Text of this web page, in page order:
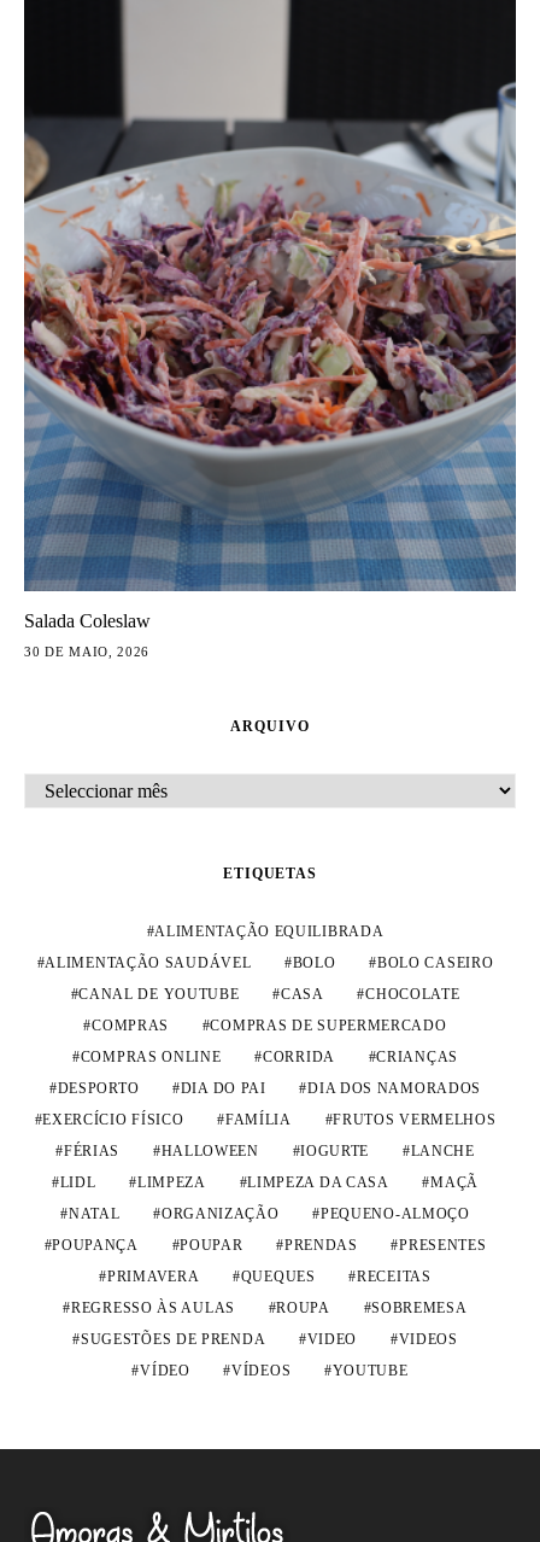
Salada Coleslaw
30 DE MAIO, 2026
ARQUIVO
ARQUIVO
ETIQUETAS
ALIMENTAÇÃO EQUILIBRADA
ALIMENTAÇÃO SAUDÁVEL
BOLO
BOLO CASEIRO
CANAL DE YOUTUBE
CASA
CHOCOLATE
COMPRAS
COMPRAS DE SUPERMERCADO
COMPRAS ONLINE
CORRIDA
CRIANÇAS
DESPORTO
DIA DO PAI
DIA DOS NAMORADOS
EXERCÍCIO FÍSICO
FAMÍLIA
FRUTOS VERMELHOS
FÉRIAS
HALLOWEEN IOGURTE
LANCHE
LIDL
LIMPEZA LIMPEZA DA CASA
MAÇÃ
NATAL
ORGANIZAÇÃO
PEQUENO-ALMOÇO
POUPANÇA
POUPAR PRENDAS
PRESENTES
PRIMAVERA
QUEQUES
RECEITAS
REGRESSO ÀS AULAS
ROUPA
SOBREMESA
SUGESTÕES DE PRENDA
VIDEO
VIDEOS
VÍDEO
VÍDEOS YOUTUBE